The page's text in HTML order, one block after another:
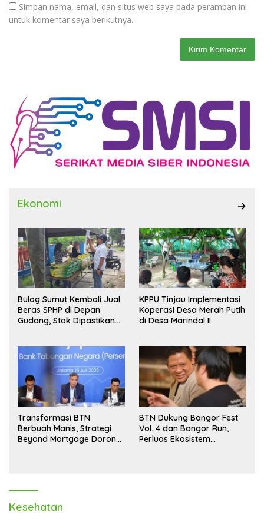
Simpan nama, email, dan situs web saya pada peramban ini
untuk komentar saya berikutnya.
Ekonomi
Bulog Sumut Kembali Jual
Beras SPHP di Depan
Gudang, Stok Dipastikan
KPPU Tinjau Implementasi
Koperasi Desa Merah Putih
di Desa Marindal II
Transformasi BTN
Berbuah Manis, Strategi
Beyond Mortgage Dorong
BTN Dukung Bangor Fest
Vol. 4 dan Bangor Run,
Perluas Ekosistem
Kesehatan